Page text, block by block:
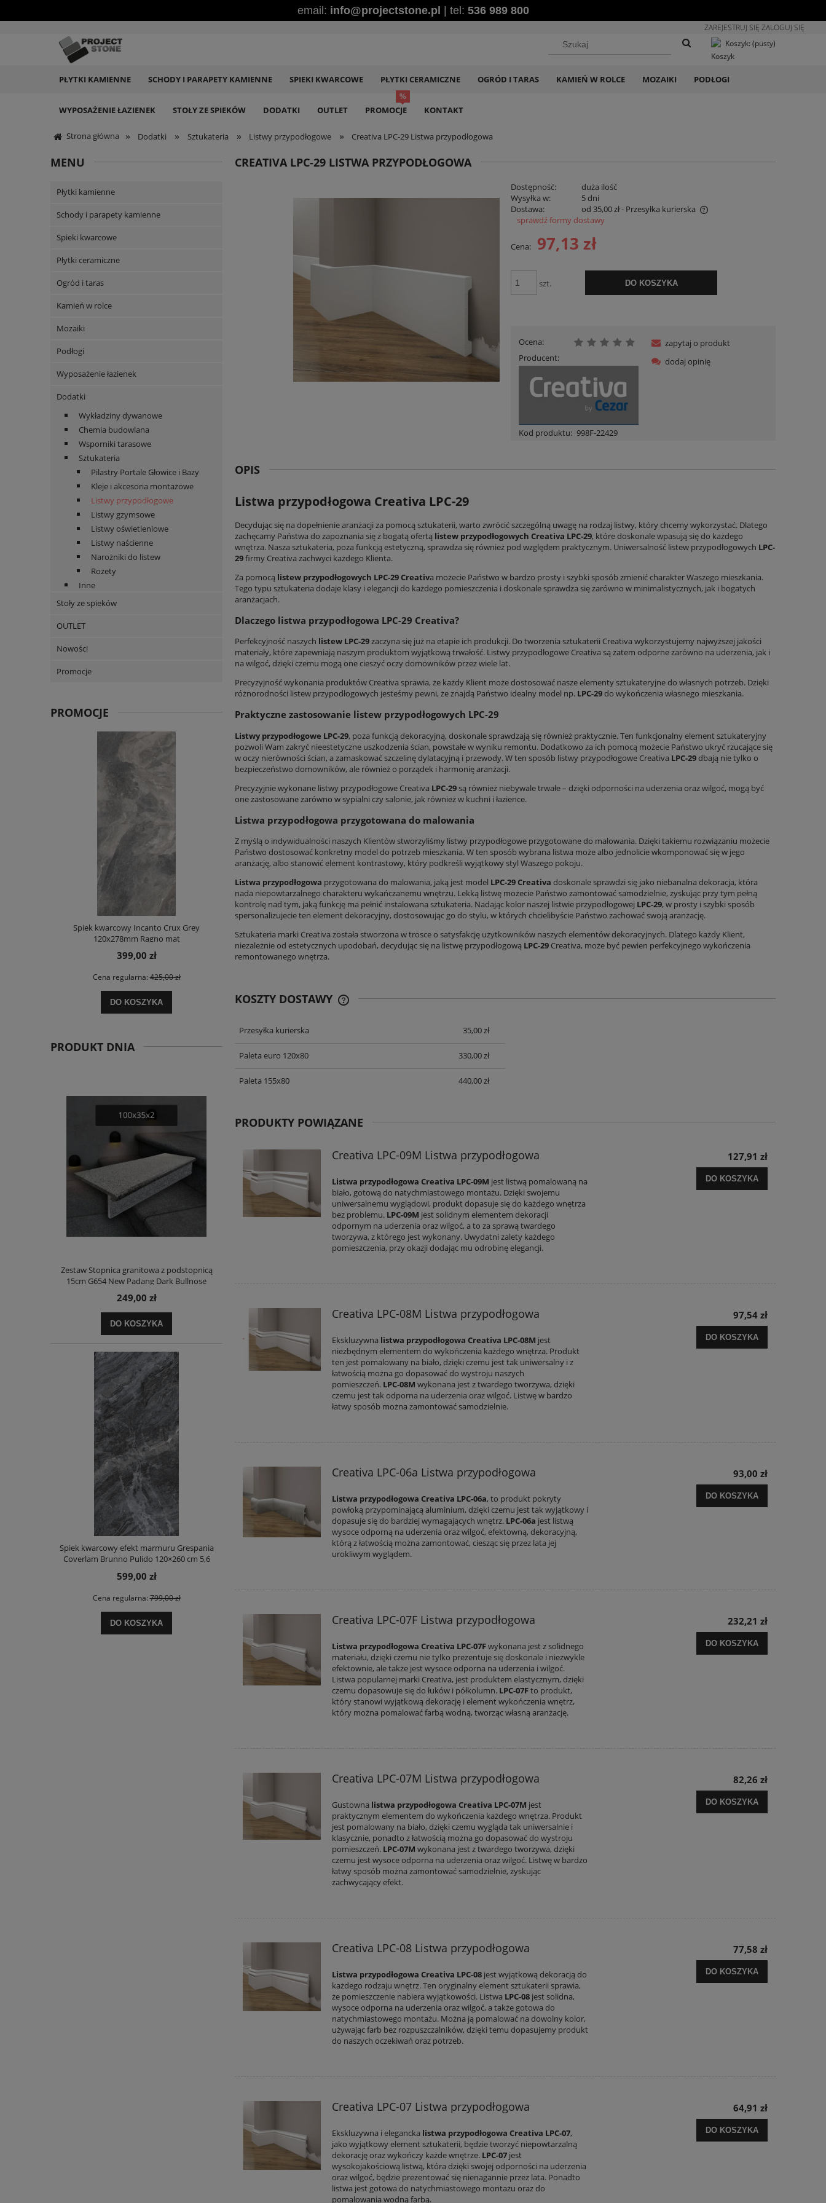
email: info@projectstone.pl | tel: 536 989 800
ZAREJESTRUJ SIĘ ZALOGUJ SIĘ
Koszyk: (pusty)
PŁYTKI KAMIENNE SCHODY I PARAPETY KAMIENNE SPIEKI KWARCOWE PŁYTKI CERAMICZNE OGRÓD I TARAS KAMIEŃ W ROLCE MOZAIKI PODŁOGI
WYPOSAŻENIE ŁAZIENEK STOŁY ZE SPIEKÓW DODATKI OUTLET PROMOCJE KONTAKT
Strona główna » Dodatki » Sztukateria » Listwy przypodłogowe » Creativa LPC-29 Listwa przypodłogowa
MENU
Płytki kamienne
Schody i parapety kamienne
Spieki kwarcowe
Płytki ceramiczne
Ogród i taras
Kamień w rolce
Mozaiki
Podłogi
Wyposażenie łazienek
Dodatki
Wykładziny dywanowe
Chemia budowlana
Wsporniki tarasowe
Sztukateria
Pilastry Portale Głowice i Bazy
Kleje i akcesoria montażowe
Listwy przypodłogowe
Listwy gzymsowe
Listwy oświetleniowe
Listwy naścienne
Narożniki do listew
Rozety
Inne
Stoły ze spieków
OUTLET
Nowości
Promocje
PROMOCJE
Spiek kwarcowy Incanto Crux Grey
120x278mm Ragno mat
399,00 zł
Cena regularna:425,00 zł
DO KOSZYKA
Pulido 120×260 cm 5,6 mm Book A – efekt
bookmatch
599,00 zł
DO KOSZYKA
Blanco Pulido 120×260 cm 5,6 mm – luksusowa
płyta wielkoformatowa
Beige Mat 120×60 – Imitacja Marmuru Crema
Marfil
PRODUKT DNIA
Zestaw Stopnica granitowa z podstopnicą
15cm G654 New Padang Dark Bullnose
100x35x2
249,00 zł
DO KOSZYKA
Spiek kwarcowy efekt marmuru Grespania
Coverlam Brunno Pulido 120×260 cm 5,6
mm Book B – efekt bookmatch
599,00 zł
Cena regularna:799,00 zł
DO KOSZYKA
CREATIVA LPC-29 LISTWA PRZYPODŁOGOWA
Dostępność:
duża ilość
Wysyłka w:
5 dni
Dostawa:
od 35,00 zł- Przesyłka kurierska
Cena nie zawiera ewentualnych kosztów
płatności
sprawdź formy dostawy
Cena: 97,13 zł
szt. DO KOSZYKA
Ocena:
Producent:
Kod produktu: 998F-22429
zapytaj o produkt
dodaj opinię
OPIS
Listwa przypodłogowa Creativa LPC-29
Decydując się na dopełnienie aranżacji za pomocą sztukaterii, warto zwrócić szczególną uwagę na rodzaj listwy, który chcemy wykorzystać. Dlatego
zachęcamy Państwa do zapoznania się z bogatą ofertą listew przypodłogowych Creativa LPC-29, które doskonale wpasują się do każdego
wnętrza. Nasza sztukateria, poza funkcją estetyczną, sprawdza się również pod względem praktycznym. Uniwersalność listew przypodłogowych LPC-
29firmy Creativa zachwyci każdego Klienta.
Za pomocą listew przypodłogowych LPC-29 Creativa możecie Państwo w bardzo prosty i szybki sposób zmienić charakter Waszego mieszkania.
Tego typu sztukateria dodaje klasy i elegancji do każdego pomieszczenia i doskonale sprawdza się zarówno w minimalistycznych, jak i bogatych
aranżacjach.
Dlaczego listwa przypodłogowa LPC-29 Creativa?
Perfekcyjność naszych listew LPC-29zaczyna się już na etapie ich produkcji. Do tworzenia sztukaterii Creativa wykorzystujemy najwyższej jakości
materiały, które zapewniają naszym produktom wyjątkową trwałość. Listwy przypodłogowe Creativa są zatem odporne zarówno na uderzenia, jak i
na wilgoć, dzięki czemu mogą one cieszyć oczy domowników przez wiele lat.
Precyzyjność wykonania produktów Creativa sprawia, że każdy Klient może dostosować nasze elementy sztukateryjne do własnych potrzeb. Dzięki
różnorodności listew przypodłogowych jesteśmy pewni, że znajdą Państwo idealny model np. LPC-29do wykończenia własnego mieszkania.
Praktyczne zastosowanie listew przypodłogowych LPC-29
Listwy przypodłogowe LPC-29, poza funkcją dekoracyjną, doskonale sprawdzają się również praktycznie. Ten funkcjonalny element sztukateryjny
pozwoli Wam zakryć nieestetyczne uszkodzenia ścian, powstałe w wyniku remontu. Dodatkowo za ich pomocą możecie Państwo ukryć rzucające się
w oczy nierówności ścian, a zamaskować szczelinę dylatacyjną i przewody. W ten sposób listwy przypodłogowe Creativa LPC-29dbają nie tylko o
bezpieczeństwo domowników, ale również o porządek i harmonię aranżacji.
Precyzyjnie wykonane listwy przypodłogowe Creativa LPC-29są również niebywale trwałe – dzięki odporności na uderzenia oraz wilgoć, mogą być
one zastosowane zarówno w sypialni czy salonie, jak również w kuchni i łazience.
Listwa przypodłogowa przygotowana do malowania
Z myślą o indywidualności naszych Klientów stworzyliśmy listwy przypodłogowe przygotowane do malowania. Dzięki takiemu rozwiązaniu możecie
Państwo dostosować konkretny model do potrzeb mieszkania. W ten sposób wybrana listwa może albo jednolicie wkomponować się w jego
aranżację, albo stanowić element kontrastowy, który podkreśli wyjątkowy styl Waszego pokoju.
Listwa przypodłogowa przygotowana do malowania, jaką jest model LPC-29 Creativa doskonale sprawdzi się jako niebanalna dekoracja, która
nada niepowtarzalnego charakteru wykańczanemu wnętrzu. Lekką listwę możecie Państwo zamontować samodzielnie, zyskując przy tym pełną
kontrolę nad tym, jaką funkcję ma pełnić instalowana sztukateria. Nadając kolor naszej listwie przypodłogowej LPC-29, w prosty i szybki sposób
spersonalizujecie ten element dekoracyjny, dostosowując go do stylu, w których chcielibyście Państwo zachować swoją aranżację.
Sztukateria marki Creativa została stworzona w trosce o satysfakcję użytkowników naszych elementów dekoracyjnych. Dlatego każdy Klient,
niezależnie od estetycznych upodobań, decydując się na listwę przypodłogową LPC-29 Creativa, może być pewien perfekcyjnego wykończenia
remontowanego wnętrza.
KOSZTY DOSTAWY
CENA NIE ZAWIERA EWENTUALNYCH
Przesyłka kurierska 35,00 zł
Paleta euro 120x80 330,00 zł
Paleta 155x80 440,00 zł
PRODUKTY POWIĄZANE
Creativa LPC-09M Listwa przypodłogowa
Listwa przypodłogowa Creativa LPC-09M jest listwą pomalowaną na
biało, gotową do natychmiastowego montażu. Dzięki swojemu
uniwersalnemu wyglądowi, produkt dopasuje się do każdego wnętrza
bez problemu. LPC-09M jest solidnym elementem dekoracji
odpornym na uderzenia oraz wilgoć, a to za sprawą twardego
tworzywa, z którego jest wykonany. Uwydatni zalety każdego
pomieszczenia, przy okazji dodając mu odrobinę elegancji.
127,91 zł
DO KOSZYKA
Creativa LPC-08M Listwa przypodłogowa
Ekskluzywna listwa przypodłogowa Creativa LPC-08M jest
niezbędnym elementem do wykończenia każdego wnętrza. Produkt
ten jest pomalowany na biało, dzięki czemu jest tak uniwersalny i z
łatwością można go dopasować do wystroju naszych
pomieszczeń. LPC-08M wykonana jest z twardego tworzywa, dzięki
czemu jest tak odporna na uderzenia oraz wilgoć. Listwę w bardzo
łatwy sposób można zamontować samodzielnie.
97,54 zł
DO KOSZYKA
Creativa LPC-06a Listwa przypodłogowa
Listwa przypodłogowa Creativa LPC-06a, to produkt pokryty
powłoką przypominającą aluminium, dzięki czemu jest tak wyjątkowy i
dopasuje się do bardziej wymagających wnętrz. LPC-06a jest listwą
wysoce odporną na uderzenia oraz wilgoć, efektowną, dekoracyjną,
którą z łatwością można zamontować, ciesząc się przez lata jej
urokliwym wyglądem.
93,00 zł
DO KOSZYKA
Creativa LPC-07F Listwa przypodłogowa
Listwa przypodłogowa Creativa LPC-07Fwykonana jest z solidnego
materiału, dzięki czemu nie tylko prezentuje się doskonale i niezwykle
efektownie, ale także jest wysoce odporna na uderzenia i wilgoć.
Listwa popularnej marki Creativa, jest produktem elastycznym, dzięki
czemu dopasowuje się do łuków i półkolumn. LPC-07Fto produkt,
który stanowi wyjątkową dekorację i element wykończenia wnętrz,
który można pomalować farbą wodną, tworząc własną aranżację.
232,21 zł
DO KOSZYKA
Creativa LPC-07M Listwa przypodłogowa
Gustowna listwa przypodłogowa Creativa LPC-07M jest
praktycznym elementem do wykończenia każdego wnętrza. Produkt
jest pomalowany na biało, dzięki czemu wygląda tak uniwersalnie i
klasycznie, ponadto z łatwością można go dopasować do wystroju
pomieszczeń. LPC-07M wykonana jest z twardego tworzywa, dzięki
czemu jest wysoce odporna na uderzenia oraz wilgoć. Listwę w bardzo
łatwy sposób można zamontować samodzielnie, zyskując
zachwycający efekt.
82,26 zł
DO KOSZYKA
Creativa LPC-08 Listwa przypodłogowa
Listwa przypodłogowa Creativa LPC-08 jest wyjątkową dekoracją do
każdego rodzaju wnętrz. Ten oryginalny element sztukaterii sprawia,
że pomieszczenie nabiera wyjątkowości. Listwa LPC-08 jest solidna,
wysoce odporna na uderzenia oraz wilgoć, a także gotowa do
natychmiastowego montażu. Można ją pomalować na dowolny kolor,
używając farb bez rozpuszczalników, dzięki temu dopasujemy produkt
do naszych oczekiwań oraz potrzeb.
77,58 zł
DO KOSZYKA
Creativa LPC-07 Listwa przypodłogowa
Ekskluzywna i elegancka listwa przypodłogowa Creativa LPC-07,
jako wyjątkowy element sztukaterii, będzie tworzyć niepowtarzalną
dekorację oraz wykończy każde wnętrze. LPC-07 jest
wysokojakościową listwą, która dzięki swojej odporności na uderzenia
oraz wilgoć, będzie prezentować się nienagannie przez lata. Ponadto
listwa jest gotowa do natychmiastowego montażu oraz do
pomalowania wodną farbą.
64,91 zł
DO KOSZYKA